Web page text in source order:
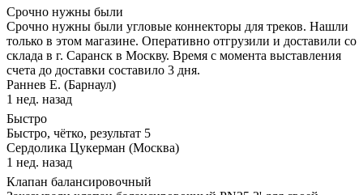
Срочно нужны были
Срочно нужны были угловые коннекторы для треков. Нашли
только в этом магазине. Оперативно отгрузили и доставили со
склада в г. Саранск в Москву. Время с момента выставления
счета до доставки составило 3 дня.
Раннев Е. (Барнаул)
1 нед. назад
Быстро
Быстро, чётко, результат 5
Сердолика Цукерман (Москва)
1 нед. назад
Клапан балансировочный